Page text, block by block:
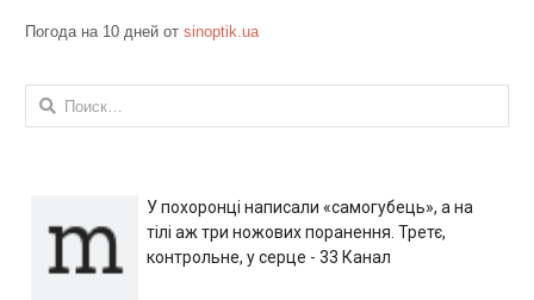
Погода на 10 дней от sinoptik.ua
Найти:
У похоронці написали «самогубець», а на
тілі аж три ножових поранення. Третє,
контрольне, у серце - 33 Канал